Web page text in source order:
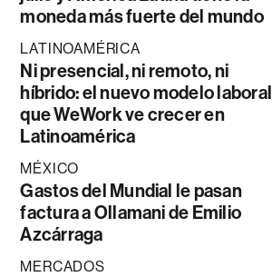
moneda más fuerte del mundo
LATINOAMÉRICA
Ni presencial, ni remoto, ni
híbrido: el nuevo modelo laboral
que WeWork ve crecer en
Latinoamérica
MÉXICO
Gastos del Mundial le pasan
factura a Ollamani de Emilio
Azcárraga
MERCADOS